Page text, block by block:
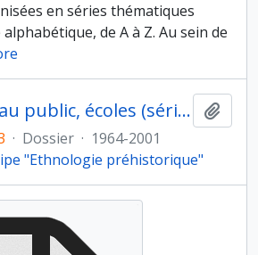
en séries thématiques
de A à Z. Au sein de
Présentation au public, écoles (série X)
· Dossier · 1964-2001
"Ethnologie préhistorique"